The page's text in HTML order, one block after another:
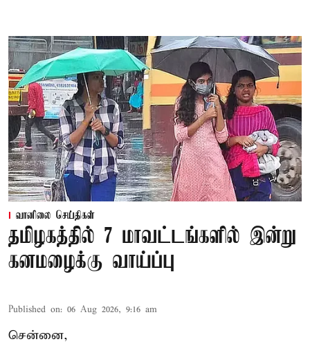
வானிலை செய்திகள்
தமிழகத்தில் 7 மாவட்டங்களில் இன்று
கனமழைக்கு வாய்ப்பு
Published on: 06 Aug 2026, 9:16 am
சென்னை,